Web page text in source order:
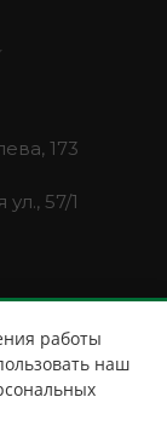
173
57/1
работы
наш